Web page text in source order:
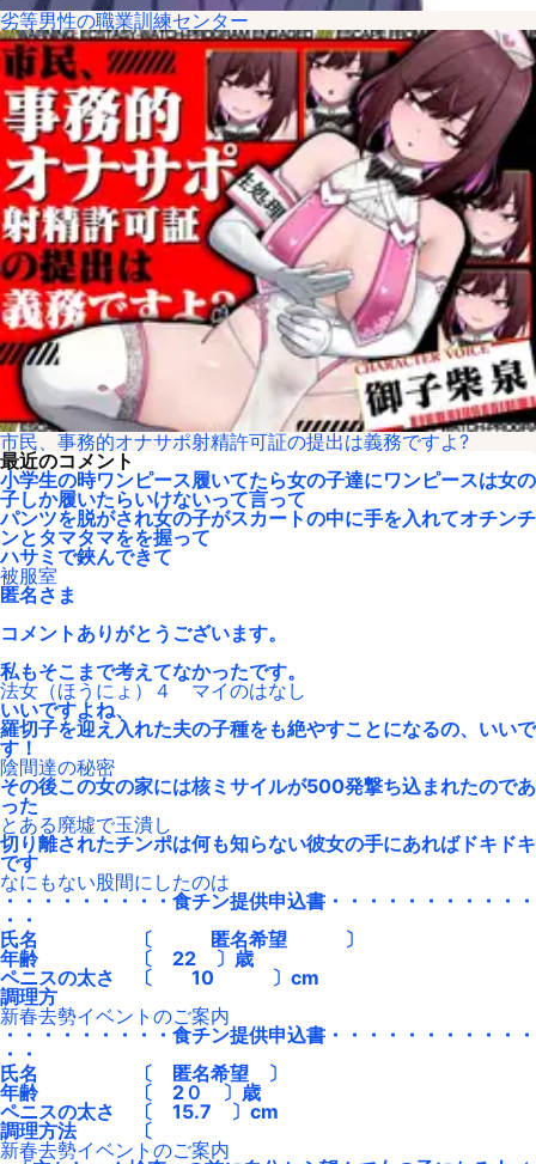
劣等男性の職業訓練センター
市民、事務的オナサポ射精許可証の提出は義務ですよ?
最近のコメント
小学生の時ワンピース履いてたら女の子達にワンピースは女の
子しか履いたらいけないって言って
パンツを脱がされ女の子がスカートの中に手を入れてオチンチ
ンとタマタマをを握って
ハサミで鋏んできて
被服室
匿名さま
コメントありがとうございます。
私もそこまで考えてなかったです。
法女（ほうにょ）４ マイのはなし
いいですよね、
羅切子を迎え入れた夫の子種をも絶やすことになるの、いいで
す！
陰間達の秘密
その後この女の家には核ミサイルが500発撃ち込まれたのであ
った
とある廃墟で玉潰し
切り離されたチンポは何も知らない彼女の手にあればドキドキ
です
なにもない股間にしたのは
・・・・・・・・・食チン提供申込書・・・・・・・・・・・
・・
氏名 〔 匿名希望 〕
年齢 〔 22 〕歳
ペニスの太さ 〔 10 〕cm
調理方
新春去勢イベントのご案内
・・・・・・・・・食チン提供申込書・・・・・・・・・・・
・・
氏名 〔 匿名希望 〕
年齢 〔 2０ 〕歳
ペニスの太さ 〔 15.7 〕cm
調理方法 〔
新春去勢イベントのご案内